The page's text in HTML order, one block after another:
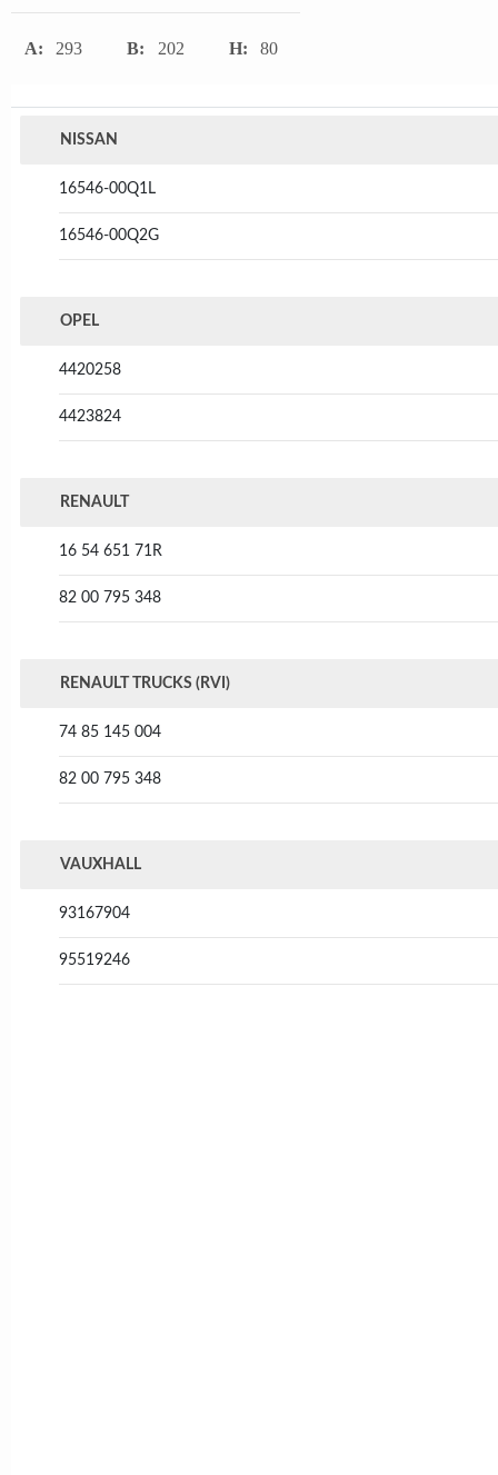
A: 293 B: 202 H: 80
NISSAN
16546-00Q1L
16546-00Q2G
OPEL
4420258
4423824
RENAULT
16 54 651 71R
82 00 795 348
RENAULT TRUCKS (RVI)
74 85 145 004
82 00 795 348
VAUXHALL
93167904
95519246